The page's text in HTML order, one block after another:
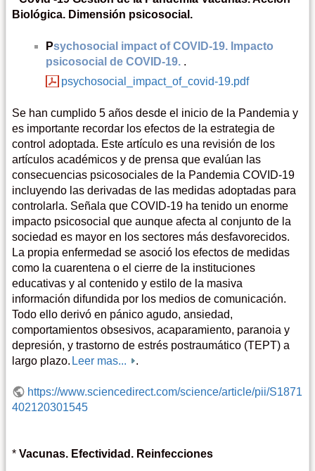
Biológica. Dimensión psicosocial.
Psychosocial impact of COVID-19. Impacto
psicosocial de COVID-19. .
psychosocial_impact_of_covid-19.pdf
Se han cumplido 5 años desde el inicio de la Pandemia y
es importante recordar los efectos de la estrategia de
control adoptada. Este artículo es una revisión de los
artículos académicos y de prensa que evalúan las
consecuencias psicosociales de la Pandemia COVID-19
incluyendo las derivadas de las medidas adoptadas para
controlarla. Señala que COVID-19 ha tenido un enorme
impacto psicosocial que aunque afecta al conjunto de la
sociedad es mayor en los sectores más desfavorecidos.
La propia enfermedad se asoció los efectos de medidas
como la cuarentena o el cierre de la instituciones
educativas y al contenido y estilo de la masiva
información difundida por los medios de comunicación.
Todo ello derivó en pánico agudo, ansiedad,
comportamientos obsesivos, acaparamiento, paranoia y
depresión, y trastorno de estrés postraumático (TEPT) a
largo plazo. Leer mas... .
https://www.sciencedirect.com/science/article/pii/S1871
402120301545
* Vacunas. Efectividad. Reinfecciones